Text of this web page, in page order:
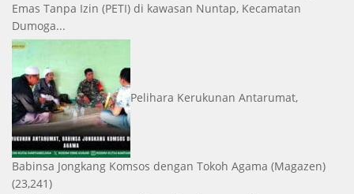
Emas Tanpa Izin (PETI) di kawasan Nuntap, Kecamatan
Dumoga...
Pelihara Kerukunan Antarumat,
Babinsa Jongkang Komsos dengan Tokoh Agama (Magazen)
(23,241)